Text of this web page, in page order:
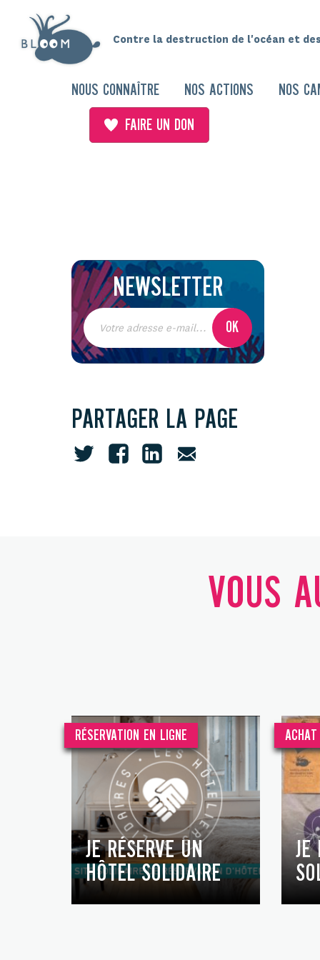
Contre la destruction de l'océan et
NOUS CONNAÎTRE NOS ACTIONS NOS
FAIRE UN DON
NEWSLETTER
PARTAGER LA PAGE
VOUS
RÉSERVATION EN LIGNE
JE RÉSERVE UN
HÔTEL SOLIDAIRE
JE